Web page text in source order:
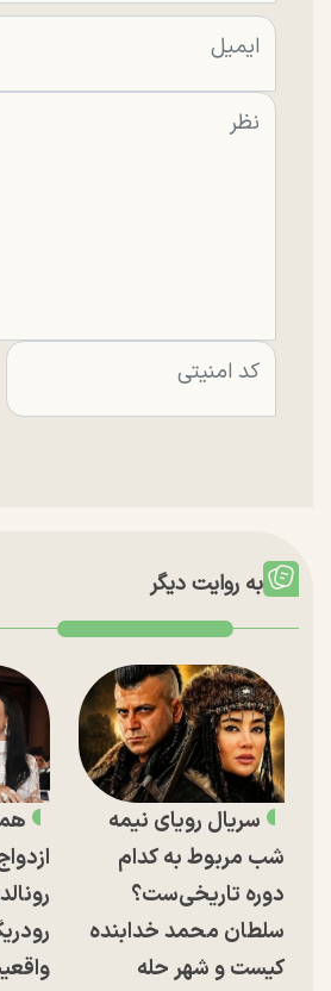
به روایت دیگر
سریال رویای نیمه
شب مربوط به کدام
دوره تاریخی‌ست؟
سلطان محمد خدابنده
کیست و شهر حله